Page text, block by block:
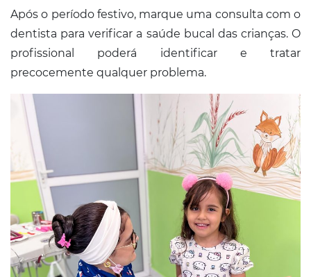
Após o período festivo, marque uma consulta com o
dentista para verificar a saúde bucal das crianças. O
profissional poderá identificar e tratar
precocemente qualquer problema.​